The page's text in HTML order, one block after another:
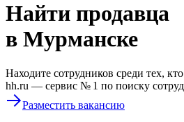
Найти продавца
в Мурманске
Находите сотрудников среди тех,
hh.ru — сервис № 1 по поиску
Разместить вакансию